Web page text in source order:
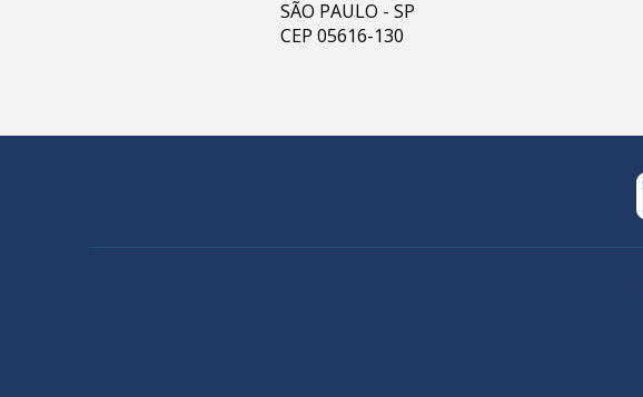
SÃO PAULO - SP
CEP 05616-130